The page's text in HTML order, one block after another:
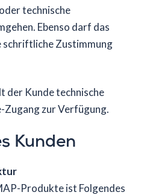
technische
Ebenso darf das
schriftliche Zustimmung
der Kunde technische
Zugang zur Verfügung.
Kunden
Produkte ist Folgendes